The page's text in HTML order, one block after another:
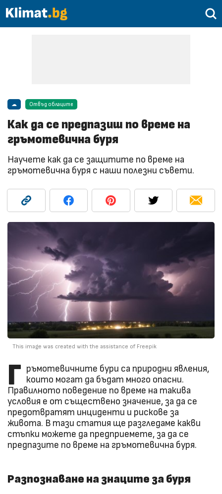
☁ Отвъд облаците
Как да се предпазиш по време на
гръмотевична буря
Научете как да се защитите по време на
гръмотевична буря с наши полезни съвети.
This image was created with the assistance of Freepik
Г
ръмотевичните бури са природни явления,
които могат да бъдат много опасни.
Правилното поведение по време на такива
условия е от съществено значение, за да се
предотвратят инциденти и рискове за
живота. В тази статия ще разгледаме какви
стъпки можете да предприемете, за да се
предпазите по време на гръмотевична буря.
Разпознаване на знаците за буря